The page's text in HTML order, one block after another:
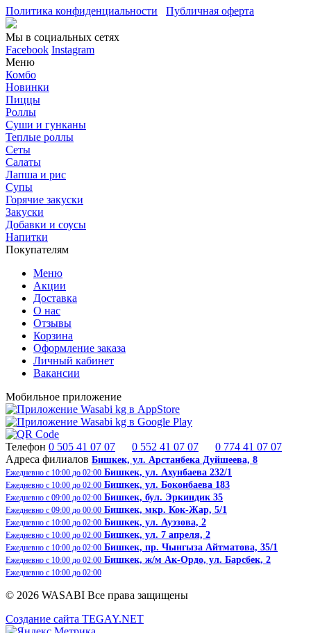
Политика конфиденциальности Публичная оферта
Мы в социальных сетях
Facebook Instagram
Меню
Комбо
Новинки
Пиццы
Роллы
Суши и гунканы
Теплые роллы
Сеты
Салаты
Лапша и рис
Супы
Горячие закуски
Закуски
Добавки и соусы
Напитки
Покупателям
Меню
Акции
Доставка
О нас
Отзывы
Корзина
Оформление заказа
Личный кабинет
Вакансии
Мобильное приложение
Телефон 0 505 41 07 07 0 552 41 07 07
0 774 41 07 07
Адреса филиалов Бишкек, ​ул. Арстанбека Дуйшеева, 8
Ежедневно с 10:00 до 02:00 Бишкек, ул. Ахунбаева 232/1
Ежедневно с 10:00 до 02:00 Бишкек, ул. Боконбаева 183
Ежедневно с 09:00 до 02:00 Бишкек, бул. Эркиндик 35
Ежедневно с 09:00 до 00:00 Бишкек, ​​мкр. Кок-Жар, 5/1
Ежедневно с 10:00 до 02:00 Бишкек, ул. Ауэзова, 2
Ежедневно с 10:00 до 02:00 Бишкек, ул. 7 апреля, 2
Ежедневно с 10:00 до 02:00 Бишкек, пр. Чынгыза Айтматова, 35/1
Ежедневно с 10:00 до 02:00 Бишкек, ж/м Ак-Ордо, ​ул. Барсбек, 2​
Ежедневно с 10:00 до 02:00
© 2026 WASABI Все права защищены
Создание сайта TEGAY.NET